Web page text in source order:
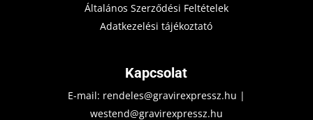
Általános Szerződési Feltételek
Adatkezelési tájékoztató
Kapcsolat
E-mail: rendeles@gravirexpressz.hu |
westend@gravirexpressz.hu